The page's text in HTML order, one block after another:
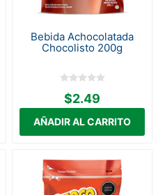
Bebida Achocolatada
Chocolisto 200g
$2.49